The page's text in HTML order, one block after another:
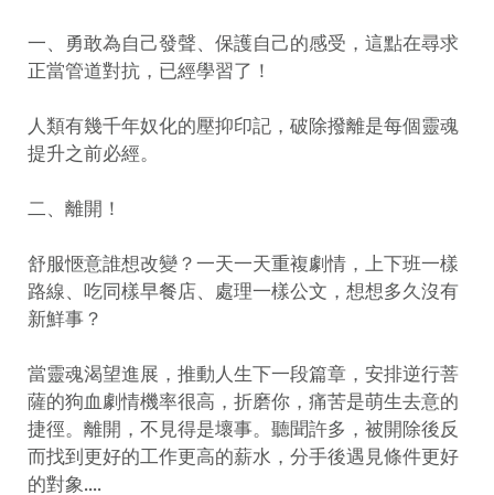
一、勇敢為自己發聲、保護自己的感受，這點在尋求
正當管道對抗，已經學習了！
人類有幾千年奴化的壓抑印記，破除撥離是每個靈魂
提升之前必經。
二、離開！
舒服愜意誰想改變？一天一天重複劇情，上下班一樣
路線、吃同樣早餐店、處理一樣公文，想想多久沒有
新鮮事？
當靈魂渴望進展，推動人生下一段篇章，安排逆行菩
薩的狗血劇情機率很高，折磨你，痛苦是萌生去意的
捷徑。離開，不見得是壞事。聽聞許多，被開除後反
而找到更好的工作更高的薪水，分手後遇見條件更好
的對象....